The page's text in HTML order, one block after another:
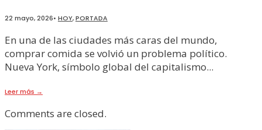
22 mayo, 2026• HOY,PORTADA
En una de las ciudades más caras del mundo,
comprar comida se volvió un problema político.
Nueva York, símbolo global del capitalismo...
Leer más →
Comments are closed.